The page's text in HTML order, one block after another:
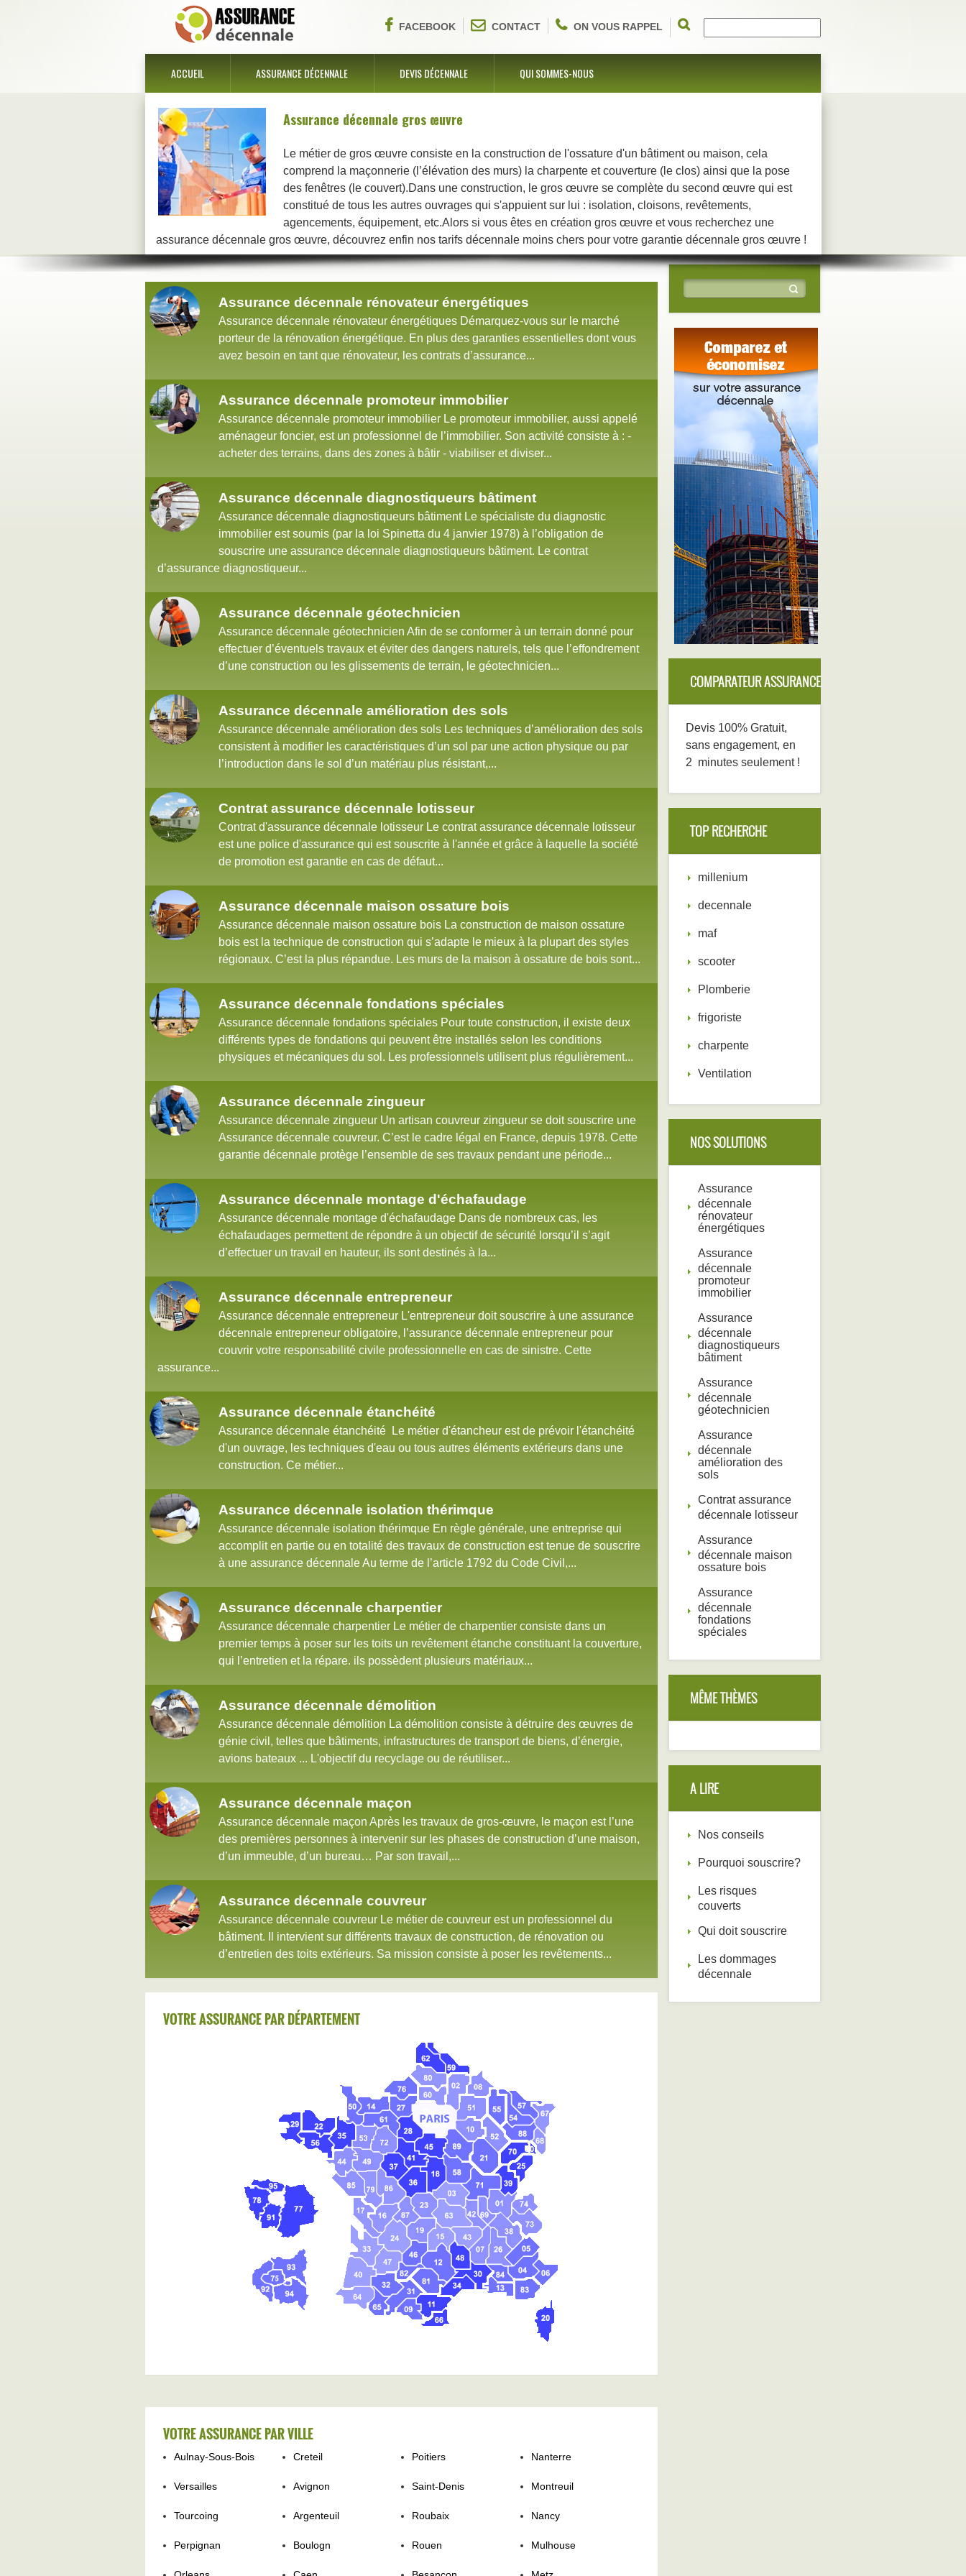
FACEBOOK CONTACT ON VOUS RAPPEL
ACCUEIL ASSURANCE DÉCENNALE DEVIS DÉCENNALE QUI SOMMES-NOUS
Assurance décennale gros œuvre
Le métier de gros œuvre consiste en la construction de l'ossature d'un bâtiment ou maison, cela
comprend la maçonnerie (l’élévation des murs) la charpente et couverture (le clos) ainsi que la pose
des fenêtres (le couvert).Dans une construction, le gros œuvre se complète du second œuvre qui est
constitué de tous les autres ouvrages qui s'appuient sur lui : isolation, cloisons, revêtements,
agencements, équipement, etc.Alors si vous êtes en création gros œuvre et vous recherchez une
assurance décennale gros œuvre, découvrez enfin nos tarifs décennale moins chers pour votre garantie décennale gros œuvre !
Assurance décennale rénovateur énergétiques
Assurance décennale rénovateur énergétiques Démarquez-vous sur le marché
porteur de la rénovation énergétique. En plus des garanties essentielles dont vous
avez besoin en tant que rénovateur, les contrats d’assurance...
Assurance décennale promoteur immobilier
Assurance décennale promoteur immobilier Le promoteur immobilier, aussi appelé
aménageur foncier, est un professionnel de l’immobilier. Son activité consiste à : -
acheter des terrains, dans des zones à bâtir - viabiliser et diviser...
Assurance décennale diagnostiqueurs bâtiment
Assurance décennale diagnostiqueurs bâtiment Le spécialiste du diagnostic
immobilier est soumis (par la loi Spinetta du 4 janvier 1978) à l’obligation de
souscrire une assurance décennale diagnostiqueurs bâtiment. Le contrat
d’assurance diagnostiqueur...
Assurance décennale géotechnicien
Assurance décennale géotechnicien Afin de se conformer à un terrain donné pour
effectuer d’éventuels travaux et éviter des dangers naturels, tels que l’effondrement
d’une construction ou les glissements de terrain, le géotechnicien...
Assurance décennale amélioration des sols
Assurance décennale amélioration des sols Les techniques d’amélioration des sols
consistent à modifier les caractéristiques d’un sol par une action physique ou par
l’introduction dans le sol d’un matériau plus résistant,...
Contrat assurance décennale lotisseur
Contrat d'assurance décennale lotisseur Le contrat assurance décennale lotisseur
est une police d'assurance qui est souscrite à l'année et grâce à laquelle la société
de promotion est garantie en cas de défaut...
Assurance décennale maison ossature bois
Assurance décennale maison ossature bois La construction de maison ossature
bois est la technique de construction qui s’adapte le mieux à la plupart des styles
régionaux. C’est la plus répandue. Les murs de la maison à ossature de bois sont...
Assurance décennale fondations spéciales
Assurance décennale fondations spéciales Pour toute construction, il existe deux
différents types de fondations qui peuvent être installés selon les conditions
physiques et mécaniques du sol. Les professionnels utilisent plus régulièrement...
Assurance décennale zingueur
Assurance décennale zingueur Un artisan couvreur zingueur se doit souscrire une
Assurance décennale couvreur. C’est le cadre légal en France, depuis 1978. Cette
garantie décennale protège l’ensemble de ses travaux pendant une période...
Assurance décennale montage d'échafaudage
Assurance décennale montage d'échafaudage Dans de nombreux cas, les
échafaudages permettent de répondre à un objectif de sécurité lorsqu’il s’agit
d’effectuer un travail en hauteur, ils sont destinés à la...
Assurance décennale entrepreneur
Assurance décennale entrepreneur L'entrepreneur doit souscrire à une assurance
décennale entrepreneur obligatoire, l’assurance décennale entrepreneur pour
couvrir votre responsabilité civile professionnelle en cas de sinistre. Cette
assurance...
Assurance décennale étanchéité
Assurance décennale étanchéité Le métier d'étancheur est de prévoir l'étanchéité
d'un ouvrage, les techniques d'eau ou tous autres éléments extérieurs dans une
construction. Ce métier...
Assurance décennale isolation thérimque
Assurance décennale isolation thérimque En règle générale, une entreprise qui
accomplit en partie ou en totalité des travaux de construction est tenue de souscrire
à une assurance décennale Au terme de l’article 1792 du Code Civil,...
Assurance décennale charpentier
Assurance décennale charpentier Le métier de charpentier consiste dans un
premier temps à poser sur les toits un revêtement étanche constituant la couverture,
qui l’entretien et la répare. ils possèdent plusieurs matériaux...
Assurance décennale démolition
Assurance décennale démolition La démolition consiste à détruire des œuvres de
génie civil, telles que bâtiments, infrastructures de transport de biens, d’énergie,
avions bateaux ... L'objectif du recyclage ou de réutiliser...
Assurance décennale maçon
Assurance décennale maçon Après les travaux de gros-œuvre, le maçon est l’une
des premières personnes à intervenir sur les phases de construction d’une maison,
d’un immeuble, d’un bureau… Par son travail,...
Assurance décennale couvreur
Assurance décennale couvreur Le métier de couvreur est un professionnel du
bâtiment. Il intervient sur différents travaux de construction, de rénovation ou
d’entretien des toits extérieurs. Sa mission consiste à poser les revêtements...
VOTRE ASSURANCE PAR DÉPARTEMENT
VOTRE ASSURANCE PAR VILLE
Aulnay-Sous-Bois Creteil Poitiers Nanterre
Versailles Avignon Saint-Denis Montreuil
Tourcoing Argenteuil Roubaix Nancy
Perpignan Boulogn Rouen Mulhouse
COMPARATEUR ASSURANCE
DECENNALE
Devis 100% Gratuit,
sans engagement, en
2 minutes seulement !
TOP RECHERCHE
millenium
decennale
maf
scooter
Plomberie
frigoriste
charpente
Ventilation
NOS SOLUTIONS
Assurance
décennale
rénovateur
énergétiques
Assurance
décennale
promoteur
immobilier
Assurance
décennale
diagnostiqueurs
bâtiment
Assurance
décennale
géotechnicien
Assurance
décennale
amélioration des
sols
Contrat assurance
décennale lotisseur
Assurance
décennale maison
ossature bois
Assurance
décennale
fondations
spéciales
MÊME THÈMES
A LIRE
Nos conseils
Pourquoi souscrire?
Les risques
couverts
Qui doit souscrire
Les dommages
décennale